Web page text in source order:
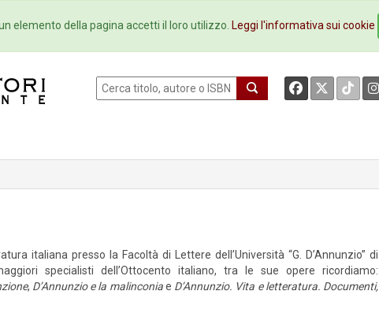
Newsletter Ebookstore Contatti
italiana presso la Facoltà di Lettere dell’Università “G. D’Annunzio” di
specialisti dell’Ottocento italiano, tra le sue opere ricordiamo:
, D’Annunzio e la malinconiae D’Annunzio. Vita e letteratura. Documenti,
elemento della pagina accetti il loro utilizzo. Leggi l'informativa sui cookie